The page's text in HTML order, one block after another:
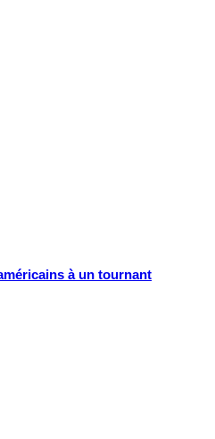
à un tournant